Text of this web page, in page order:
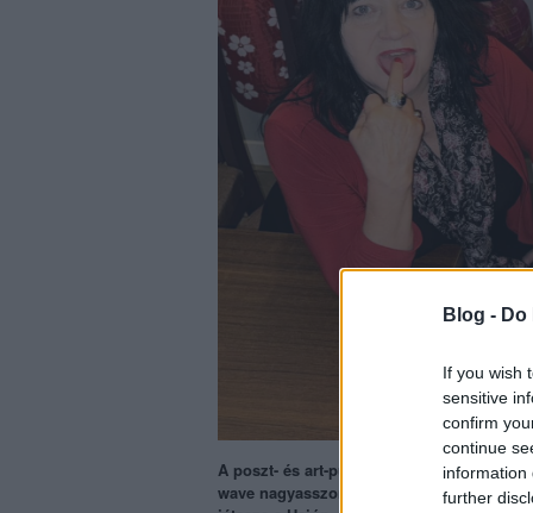
Blog -
If you wish
sensitive
confirm
continue
information
further
A poszt- és art-punk, a spoken word és
wave nagyasszonya, Lydia Lunch június